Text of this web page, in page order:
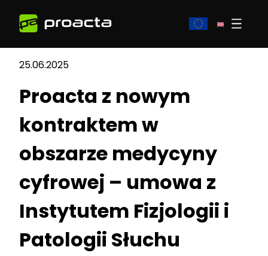
25.06.2025
Proacta z nowym
kontraktem w
obszarze medycyny
cyfrowej – umowa z
Instytutem Fizjologii i
Patologii Słuchu